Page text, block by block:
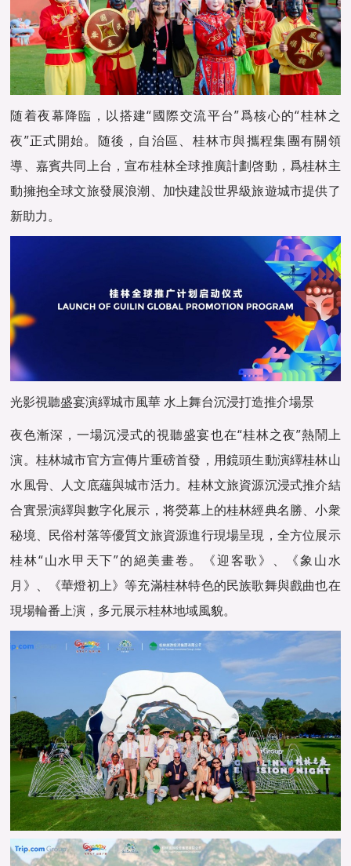
随着夜幕降臨，以搭建“國際交流平台”爲核心的“桂林之
夜”正式開始。随後，自治區、桂林市與攜程集團有關領
導、嘉賓共同上台，宣布桂林全球推廣計劃啓動，爲桂林主
動擁抱全球文旅發展浪潮、加快建設世界級旅遊城市提供了
新助力。
光影視聽盛宴演繹城市風華 水上舞台沉浸打造推介場景
夜色漸深，一場沉浸式的視聽盛宴也在“桂林之夜”熱鬧上
演。桂林城市官方宣傳片重磅首發，用鏡頭生動演繹桂林山
水風骨、人文底蘊與城市活力。桂林文旅資源沉浸式推介結
合實景演繹與數字化展示，将熒幕上的桂林經典名勝、小衆
秘境、民俗村落等優質文旅資源進行現場呈現，全方位展示
桂林“山水甲天下”的絕美畫卷。《迎客歌》、《象山水
月》、《華燈初上》等充滿桂林特色的民族歌舞與戲曲也在
現場輪番上演，多元展示桂林地域風貌。